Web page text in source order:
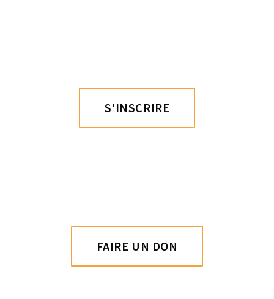
S'INSCRIRE
FAIRE UN DON